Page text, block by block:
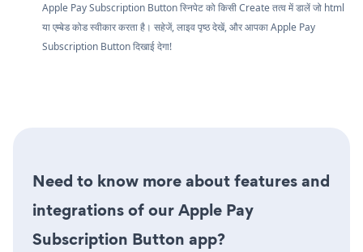
Apple Pay Subscription Button स्निपेट को किसी Create तत्व में डालें जो html
या एम्बेड कोड स्वीकार करता है। सहेजें, लाइव पृष्ठ देखें, और आपका Apple Pay
Subscription Button दिखाई देगा!
Need to know more about features and
integrations of our Apple Pay
Subscription Button app?